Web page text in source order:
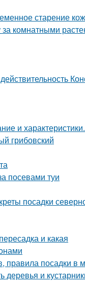
старение
комнатными
и
грибовский
посевами туи
посадки
и какая
правила посадки в
и